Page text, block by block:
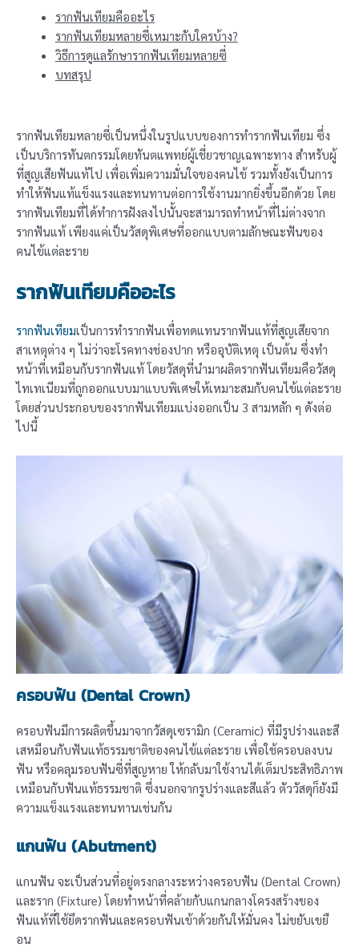
รากฟันเทียมคืออะไร
รากฟันเทียมหลายซี่เหมาะกับใครบ้าง?
วิธีการดูแลรักษารากฟันเทียมหลายซี่
บทสรุป
รากฟันเทียมหลายซี่เป็นหนึ่งในรูปแบบของการทำรากฟันเทียม ซึ่ง
เป็นบริการทันตกรรมโดยทันตแพทย์ผู้เชี่ยวชาญเฉพาะทาง สำหรับผู้
ที่สูญเสียฟันแท้ไป เพื่อเพิ่มความมั่นใจของคนไข้ รวมทั้งยังเป็นการ
ทำให้ฟันแท้แข็งแรงและทนทานต่อการใช้งานมากยิ่งขึ้นอีกด้วย โดย
รากฟันเทียมที่ได้ทำการฝังลงไปนั้นจะสามารถทำหน้าที่ไม่ต่างจาก
รากฟันแท้ เพียงแค่เป็นวัสดุพิเศษที่ออกแบบตามลักษณะฟันของ
คนไข้แต่ละราย
รากฟันเทียมคืออะไร
รากฟันเทียมเป็นการทำรากฟันเพื่อทดแทนรากฟันแท้ที่สูญเสียจาก
สาเหตุต่าง ๆ ไม่ว่าจะโรคทางช่องปาก หรืออุบัติเหตุ เป็นต้น ซึ่งทำ
หน้าที่เหมือนกับรากฟันแท้ โดยวัสดุที่นำมาผลิตรากฟันเทียมคือวัสดุ
ไทเทเนียมที่ถูกออกแบบมาแบบพิเศษให้เหมาะสมกับคนไข้แต่ละราย
โดยส่วนประกอบของรากฟันเทียมแบ่งออกเป็น 3 สามหลัก ๆ ดังต่อ
ไปนี้
ครอบฟัน (Dental Crown)
ครอบฟันมีการผลิตขึ้นมาจากวัสดุเซรามิก (Ceramic) ที่มีรูปร่างและสี
เสหมือนกับฟันแท้ธรรมชาติของคนไข้แต่ละราย เพื่อใช้ครอบลงบน
ฟัน หรือคลุมรอบฟันซี่ที่สูญหาย ให้กลับมาใช้งานได้เต็มประสิทธิภาพ
เหมือนกับฟันแท้ธรรมชาติ ซึ่งนอกจากรูปร่างและสีแล้ว ตัววัสดุก็ยังมี
ความแข็งแรงและทนทานเช่นกัน
แกนฟัน (Abutment)
แกนฟัน จะเป็นส่วนที่อยู่ตรงกลางระหว่างครอบฟัน (Dental Crown)
และราก (Fixture) โดยทำหน้าที่คล้ายกับแกนกลางโครงสร้างของ
ฟันแท้ที่ใช้ยึดรากฟันและครอบฟันเข้าด้วยกันให้มั่นคง ไม่ขยับเขยื
อน